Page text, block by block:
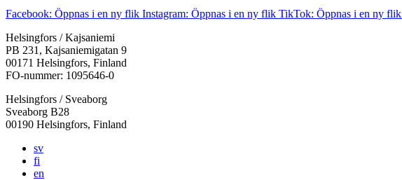
Facebook: Öppnas i en ny flik Instagram: Öppnas i en ny flik TikTok: Öppnas i en ny flik
Helsingfors / Kajsaniemi
PB 231, Kajsaniemigatan 9
00171 Helsingfors, Finland
FO-nummer: 1095646-0
Helsingfors / Sveaborg
Sveaborg B28
00190 Helsingfors, Finland
sv
fi
en